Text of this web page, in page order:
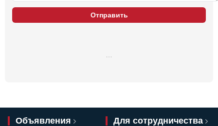
Отправить
Объявления Для сотрудничества